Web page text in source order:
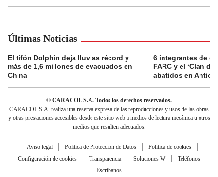
Últimas Noticias
El tifón Dolphin deja lluvias récord y
más de 1,6 millones de evacuados en
China
6 integrantes de
FARC y el ‘Clan
abatidos en
© CARACOL S.A. Todos los derechos reservados.
CARACOL S.A. realiza una reserva expresa de las reproducciones y usos de las obras
y otras prestaciones accesibles desde este sitio web a medios de lectura mecánica u otros
medios que resulten adecuados.
Aviso legal Política de Protección de Datos
Política de cookies
Configuración de cookies
Transparencia Soluciones W
Teléfonos
Escríbanos